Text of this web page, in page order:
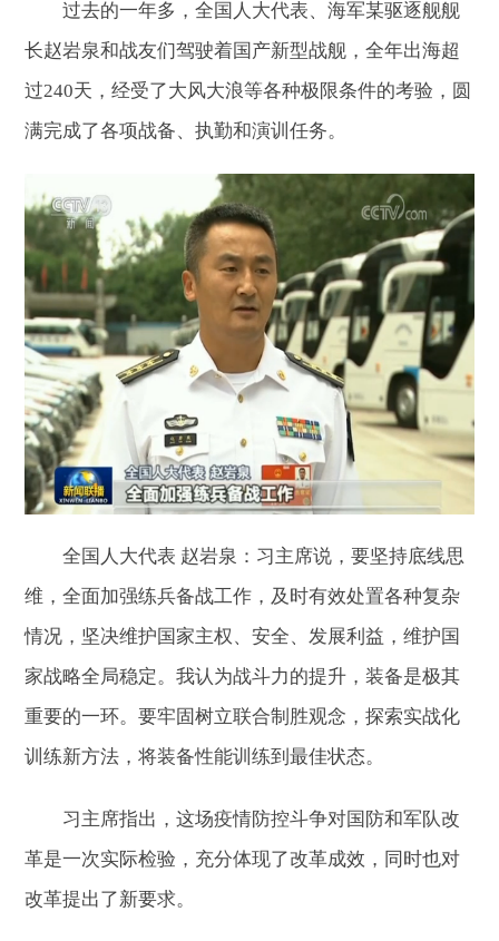
过去的一年多，全国人大代表、海军某驱逐舰舰
长赵岩泉和战友们驾驶着国产新型战舰，全年出海超
过240天，经受了大风大浪等各种极限条件的考验，圆
满完成了各项战备、执勤和演训任务。
全国人大代表 赵岩泉：习主席说，要坚持底线思
维，全面加强练兵备战工作，及时有效处置各种复杂
情况，坚决维护国家主权、安全、发展利益，维护国
家战略全局稳定。我认为战斗力的提升，装备是极其
重要的一环。要牢固树立联合制胜观念，探索实战化
训练新方法，将装备性能训练到最佳状态。
习主席指出，这场疫情防控斗争对国防和军队改
革是一次实际检验，充分体现了改革成效，同时也对
改革提出了新要求。